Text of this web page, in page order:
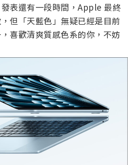
表還有一段時間，Apple 最終
但「天藍色」無疑已經是目前
喜歡清爽質感色系的你，不妨